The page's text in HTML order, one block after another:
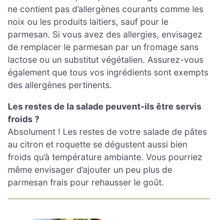
ne contient pas d’allergènes courants comme les
noix ou les produits laitiers, sauf pour le
parmesan. Si vous avez des allergies, envisagez
de remplacer le parmesan par un fromage sans
lactose ou un substitut végétalien. Assurez-vous
également que tous vos ingrédients sont exempts
des allergènes pertinents.
Les restes de la salade peuvent-ils être servis
froids ?
Absolument ! Les restes de votre salade de pâtes
au citron et roquette se dégustent aussi bien
froids qu’à température ambiante. Vous pourriez
même envisager d’ajouter un peu plus de
parmesan frais pour rehausser le goût.